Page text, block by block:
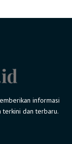
informasi
terkini dan terbaru.